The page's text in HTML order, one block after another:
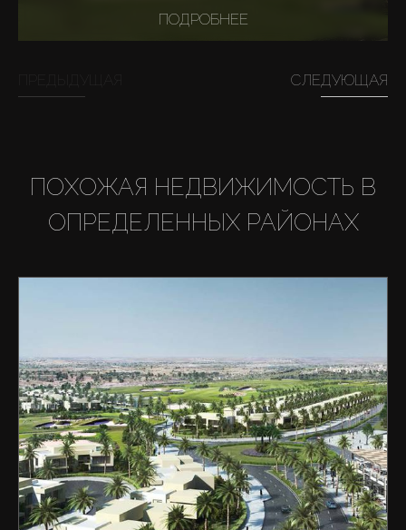
ПОДРОБНЕЕ
СЛЕДУЮЩАЯ
ПОХОЖАЯ НЕДВИЖИМОСТЬ В
ОПРЕДЕЛЕННЫХ РАЙОНАХ